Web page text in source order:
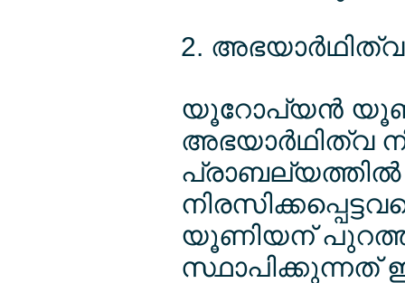
2. അഭയാര്‍ഥിത്വ
യൂറോപ്യന്‍
അഭയാര്‍ഥിത്വ
യൂണിയന് പുറത്ത്
സ്ഥാപിക്കുന്നത്